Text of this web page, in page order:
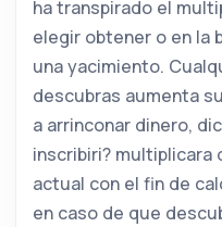
ha transpirado el
elegir obtener o en la
una yacimiento.
descubras aumenta
a arrinconar dinero,
inscribiri? multiplicara
actual con el fin de
en caso de que